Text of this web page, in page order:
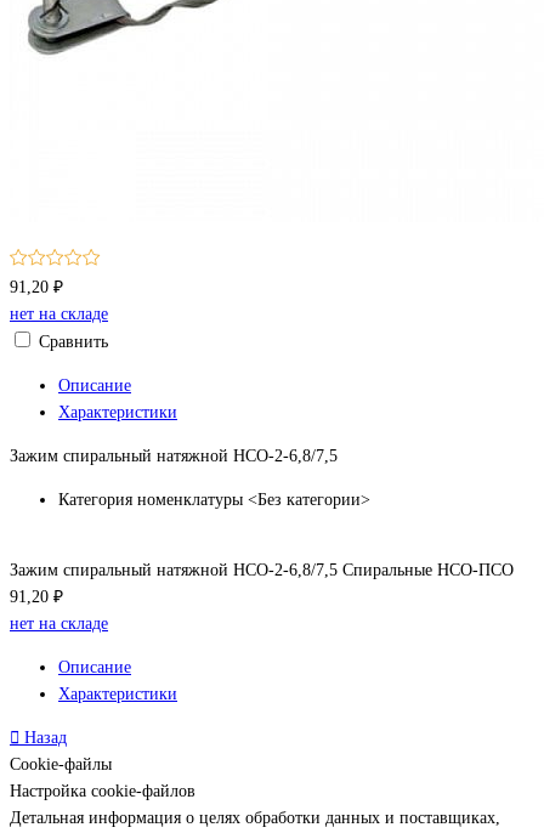
91,20 ₽
нет на складе
Сравнить
Описание
Характеристики
Зажим спиральный натяжной НСО-2-6,8/7,5
Категория номенклатуры <Без категории>
Зажим спиральный натяжной НСО-2-6,8/7,5 Спиральные НСО-ПСО
91,20 ₽
нет на складе
Описание
Характеристики
Назад
Cookie-файлы
Настройка cookie-файлов
Детальная информация о целях обработки данных и поставщиках,